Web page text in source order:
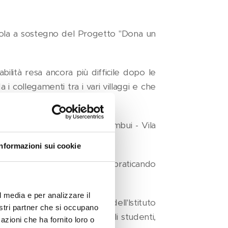
sui cookie
e per analizzare il
partner che si occupano
che ha fornito loro o
a sostegno del Progetto "Dona un
resa ancora più difficile dopo le
i collegamenti tra i vari villaggi e che
l'anno scorso, sono Ulembui - Vila
medicine e praticando
di infermieristica dell'Istituto
il lavoro dei medici. Gli studenti,